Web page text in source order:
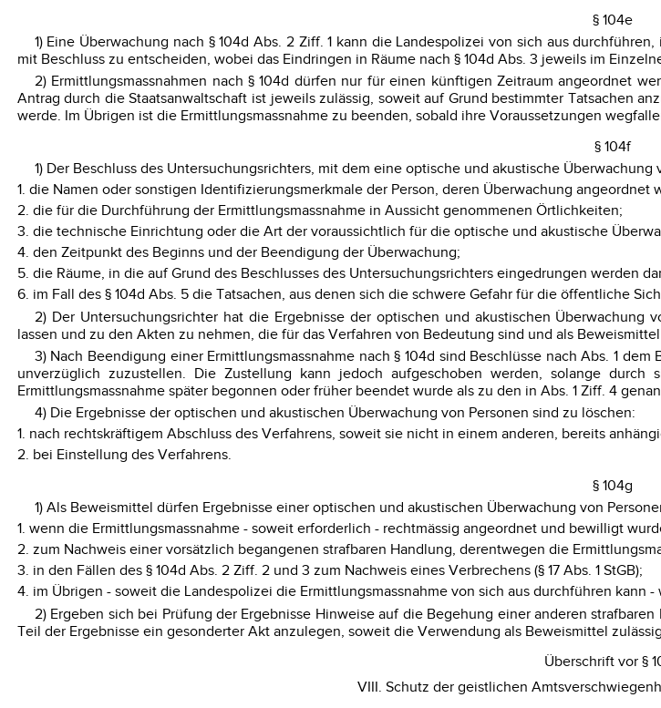
§ 104e
1) Eine Überwachung nach § 104d Abs. 2 Ziff. 1 kann die Landespolizei von sich aus
mit Beschluss zu entscheiden, wobei das Eindringen in Räume nach § 104d Abs. 3 jeweils im
2) Ermittlungsmassnahmen nach § 104d dürfen nur für einen künftigen Zeitraum angeordnet
Antrag durch die Staatsanwaltschaft ist jeweils zulässig, soweit auf Grund bestimmter Tatsachen
werde. Im Übrigen ist die Ermittlungsmassnahme zu beenden, sobald ihre Voraussetzungen
§ 104f
1) Der Beschluss des Untersuchungsrichters, mit dem eine optische und akustische
1. die Namen oder sonstigen Identifizierungsmerkmale der Person, deren Überwachung angeordnet
2. die für die Durchführung der Ermittlungsmassnahme in Aussicht genommenen Örtlichkeiten;
3. die technische Einrichtung oder die Art der voraussichtlich für die optische und akustische
4. den Zeitpunkt des Beginns und der Beendigung der Überwachung;
5. die Räume, in die auf Grund des Beschlusses des Untersuchungsrichters eingedrungen werden
6. im Fall des § 104d Abs. 5 die Tatsachen, aus denen sich die schwere Gefahr für die öffentliche
2) Der Untersuchungsrichter hat die Ergebnisse der optischen und akustischen
lassen und zu den Akten zu nehmen, die für das Verfahren von Bedeutung sind und als
3) Nach Beendigung einer Ermittlungsmassnahme nach § 104d sind Beschlüsse nach Abs. 1
unverzüglich zuzustellen. Die Zustellung kann jedoch aufgeschoben werden, solange
Ermittlungsmassnahme später begonnen oder früher beendet wurde als zu den in Abs. 1 Ziff. 4
4) Die Ergebnisse der optischen und akustischen Überwachung von Personen sind zu löschen:
1. nach rechtskräftigem Abschluss des Verfahrens, soweit sie nicht in einem anderen, bereits
2. bei Einstellung des Verfahrens.
§ 104g
1) Als Beweismittel dürfen Ergebnisse einer optischen und akustischen Überwachung von
1. wenn die Ermittlungsmassnahme - soweit erforderlich - rechtmässig angeordnet und bewilligt
2. zum Nachweis einer vorsätzlich begangenen strafbaren Handlung, derentwegen die
3. in den Fällen des § 104d Abs. 2 Ziff. 2 und 3 zum Nachweis eines Verbrechens (§ 17 Abs. 1 StGB);
4. im Übrigen - soweit die Landespolizei die Ermittlungsmassnahme von sich aus durchführen kann
2) Ergeben sich bei Prüfung der Ergebnisse Hinweise auf die Begehung einer anderen
Teil der Ergebnisse ein gesonderter Akt anzulegen, soweit die Verwendung als Beweismittel zulässig
Überschrift vor §
VIII. Schutz der geistlichen